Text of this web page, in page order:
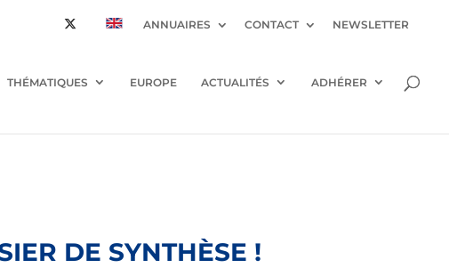
ANNUAIRES CONTACT NEWSLETTER
THÉMATIQUES EUROPE ACTUALITÉS ADHÉRER
DE SYNTHÈSE !